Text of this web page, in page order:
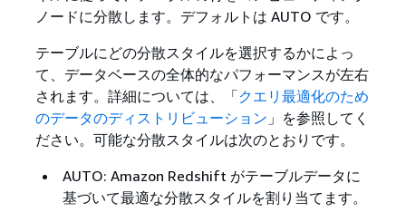
ノードに分散します。デフォルトは AUTO です。
テーブルにどの分散スタイルを選択するかによっ
て、データベースの全体的なパフォーマンスが左右
されます。詳細については、「クエリ最適化のため
のデータのディストリビューション 」を参照してく
ださい。可能な分散スタイルは次のとおりです。
AUTO: Amazon Redshift がテーブルデータに
基づいて最適な分散スタイルを割り当てます。